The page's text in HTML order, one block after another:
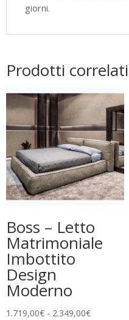
giorni.
Prodotti correlati
Boss – Letto
Matrimoniale
Imbottito
Design
Moderno
1.719,00€ - 2.349,00€Fascia